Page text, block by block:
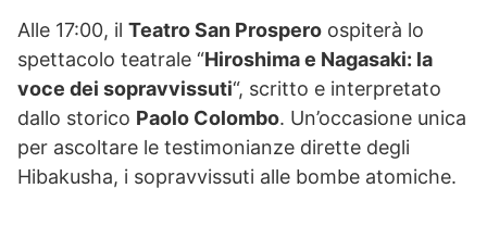
Alle 17:00, il Teatro San Prospero ospiterà lo
spettacolo teatrale “Hiroshima e Nagasaki: la
voce dei sopravvissuti“, scritto e interpretato
dallo storico Paolo Colombo. Un’occasione unica
per ascoltare le testimonianze dirette degli
Hibakusha, i sopravvissuti alle bombe atomiche.